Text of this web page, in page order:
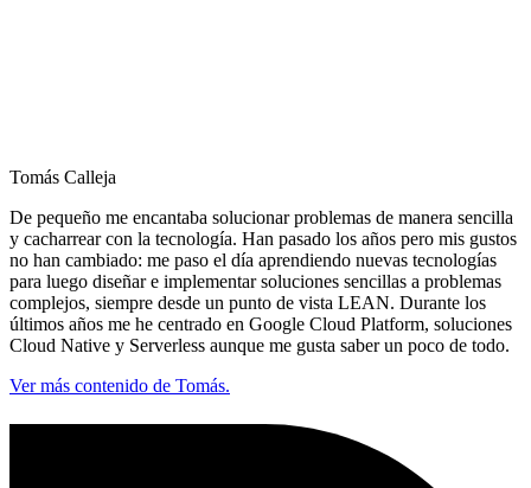
Tomás Calleja
De pequeño me encantaba solucionar problemas de manera sencilla
y cacharrear con la tecnología. Han pasado los años pero mis gustos
no han cambiado: me paso el día aprendiendo nuevas tecnologías
para luego diseñar e implementar soluciones sencillas a problemas
complejos, siempre desde un punto de vista LEAN. Durante los
últimos años me he centrado en Google Cloud Platform, soluciones
Cloud Native y Serverless aunque me gusta saber un poco de todo.
Ver más contenido de Tomás.